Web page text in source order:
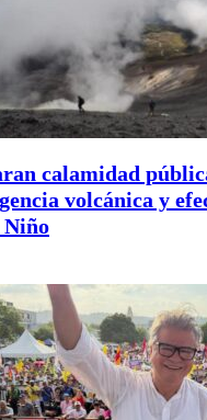
calamidad
volcánica y
Niño